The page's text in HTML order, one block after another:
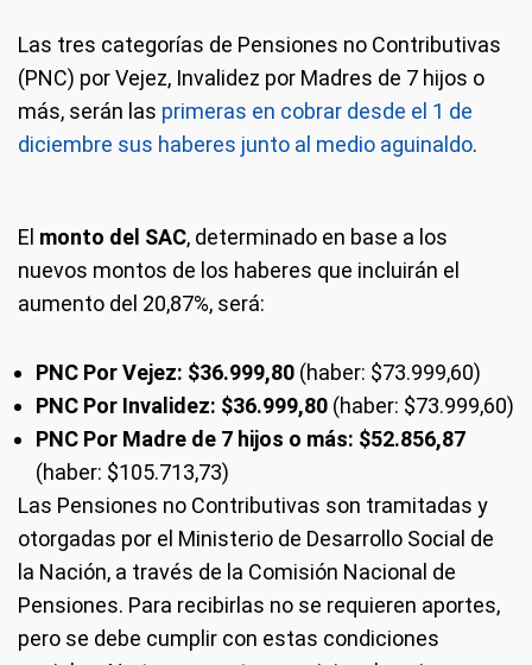
Las tres categorías de Pensiones no Contributivas
(PNC) por Vejez, Invalidez por Madres de 7 hijos o
más, serán las primeras en cobrar desde el 1 de
diciembre sus haberes junto al medio aguinaldo.
El monto del SAC, determinado en base a los
nuevos montos de los haberes que incluirán el
aumento del 20,87%, será:
PNC Por Vejez: $36.999,80 (haber: $73.999,60)
PNC Por Invalidez: $36.999,80 (haber: $73.999,60)
PNC Por Madre de 7 hijos o más: $52.856,87
(haber: $105.713,73)
Las Pensiones no Contributivas son tramitadas y
otorgadas por el Ministerio de Desarrollo Social de
la Nación, a través de la Comisión Nacional de
Pensiones. Para recibirlas no se requieren aportes,
pero se debe cumplir con estas condiciones